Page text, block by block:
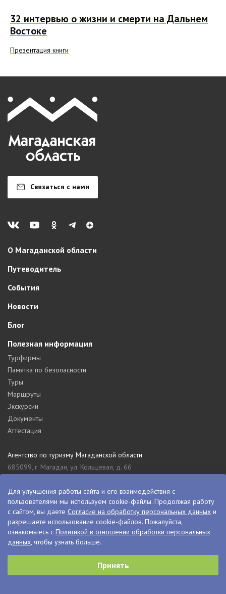
32 интервью о жизни и смерти на Дальнем
Востоке
Презентация книги
Связаться с нами
О Магаданской области
Путеводитель
События
Новости
Блог
Полезная информация
Турфирмы
Памятка по безопасности
Туры
Маршруты
Экскурсии
Документы
Аттестация
Агентство по туризму Магаданской области
685099, г. Магадан, ул. Кольцевая, д. 66
8 (4132) 61-76-67
Туристский информационный центр Магаданской области
685000, г. Магадан, ул. Пролетарская, д. 11
visitkolyma@mail.ru
+7 (4132) 60-70-11
+7 (4132) 61-73-15
Для улучшения работы сайта и его взаимодействия с
пользователями мы используем cookie-файлы. Продолжая работу
с сайтом, вы даете Согласие на обработку персональных данных и
разрешаете использование cookie-файлов. Пожалуйста,
ознакомьтесь с Политикой в отношении обработки персональных
данных, чтобы узнать больше.
Принять